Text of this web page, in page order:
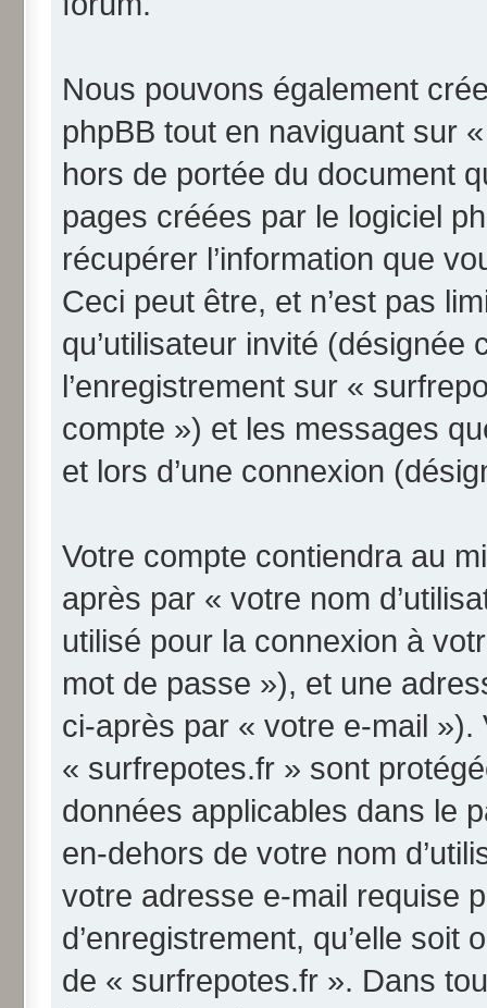
Nous pouvons également
phpBB tout en naviguant sur
hors de portée du document
pages créées par le logiciel
récupérer l’information que
Ceci peut être, et n’est pas
qu’utilisateur invité
l’enregistrement sur «
compte ») et les messages
et lors d’une connexion
Votre compte contiendra au
après par « votre nom
utilisé pour la connexion à
mot de passe »), et une
ci-après par « votre e-mail
« surfrepotes.fr » sont
données applicables dans le
en-dehors de votre nom
votre adresse e-mail requise
d’enregistrement, qu’elle
de « surfrepotes.fr ». Dans